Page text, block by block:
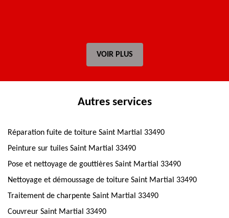
VOIR PLUS
Autres services
Réparation fuite de toiture Saint Martial 33490
Peinture sur tuiles Saint Martial 33490
Pose et nettoyage de gouttières Saint Martial 33490
Nettoyage et démoussage de toiture Saint Martial 33490
Traitement de charpente Saint Martial 33490
Couvreur Saint Martial 33490